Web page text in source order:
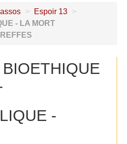
> Espoir 13 >
- LA MORT
-